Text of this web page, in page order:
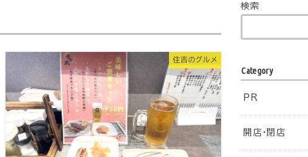
住吉のグルメ
検索
Category
PR
開店・閉店